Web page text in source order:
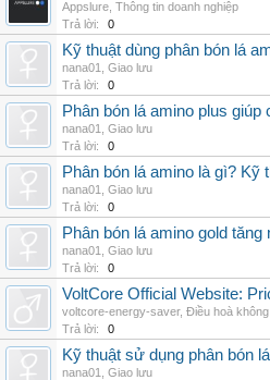
Appslure Thông tin doanh nghiệp
Trả lời:
0
Kỹ thuật dùng phân bón lá
nana01
Giao lưu
Trả lời:
0
Phân bón lá amino plus
nana01
Giao lưu
Trả lời:
0
Phân bón lá amino là gì? Kỹ
nana01
Giao lưu
Trả lời:
0
Phân bón lá amino gold
nana01
Giao lưu
Trả lời:
0
VoltCore Official Website:
voltcore-energy-saver, Điều hoà
Trả lời:
0
Kỹ thuật sử dụng phân bón
nana01
Giao lưu